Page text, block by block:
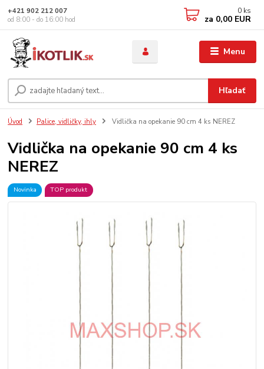
Menu
Hľadať
+421 902 212 007
od 8:00 - do 16:00 hod
0 ks
za 0,00 EUR
Úvod Palice, vidličky, ihly Vidlička na opekanie 90 cm 4 ks NEREZ
Vidlička na opekanie 90 cm 4 ks
NEREZ
Novinka TOP produkt